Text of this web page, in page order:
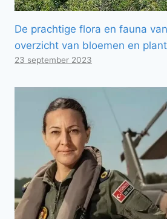
De prachtige flora en fauna
overzicht van bloemen en
23 september 2023